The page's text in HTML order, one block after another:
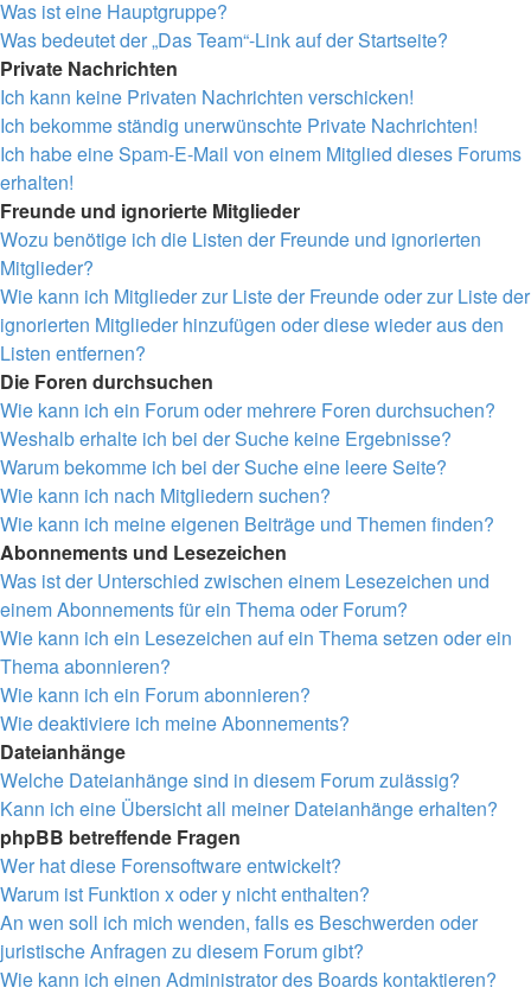
Was ist eine Hauptgruppe?
Was bedeutet der „Das Team“-Link auf der Startseite?
Private Nachrichten
Ich kann keine Privaten Nachrichten verschicken!
Ich bekomme ständig unerwünschte Private Nachrichten!
Ich habe eine Spam-E-Mail von einem Mitglied dieses Forums
erhalten!
Freunde und ignorierte Mitglieder
Wozu benötige ich die Listen der Freunde und ignorierten
Mitglieder?
Wie kann ich Mitglieder zur Liste der Freunde oder zur Liste der
ignorierten Mitglieder hinzufügen oder diese wieder aus den
Listen entfernen?
Die Foren durchsuchen
Wie kann ich ein Forum oder mehrere Foren durchsuchen?
Weshalb erhalte ich bei der Suche keine Ergebnisse?
Warum bekomme ich bei der Suche eine leere Seite?
Wie kann ich nach Mitgliedern suchen?
Wie kann ich meine eigenen Beiträge und Themen finden?
Abonnements und Lesezeichen
Was ist der Unterschied zwischen einem Lesezeichen und
einem Abonnements für ein Thema oder Forum?
Wie kann ich ein Lesezeichen auf ein Thema setzen oder ein
Thema abonnieren?
Wie kann ich ein Forum abonnieren?
Wie deaktiviere ich meine Abonnements?
Dateianhänge
Welche Dateianhänge sind in diesem Forum zulässig?
Kann ich eine Übersicht all meiner Dateianhänge erhalten?
phpBB betreffende Fragen
Wer hat diese Forensoftware entwickelt?
Warum ist Funktion x oder y nicht enthalten?
An wen soll ich mich wenden, falls es Beschwerden oder
juristische Anfragen zu diesem Forum gibt?
Wie kann ich einen Administrator des Boards kontaktieren?